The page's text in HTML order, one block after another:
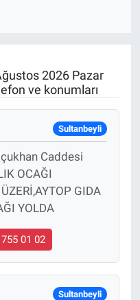
2026 Pazar
ve konumları
Sultanbeyli
Caddesi
OCAĞI
GIDA
YOLDA
01 02
Sultanbeyli